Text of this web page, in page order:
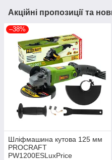
Акційні пропозиції та
–38%
Шліфмашина кутова 125 мм
PROCRAFT
PW1200ESLuxPrice